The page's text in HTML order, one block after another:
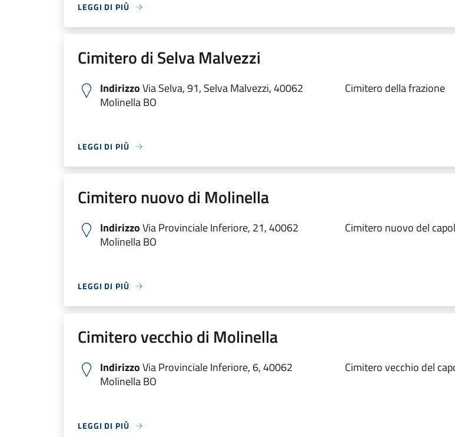
LEGGI DI PIÙ
Cimitero di Selva Malvezzi
IndirizzoVia Selva, 91, Selva Malvezzi, 40062
Molinella BO
Cimitero della frazione
LEGGI DI PIÙ
Cimitero nuovo di Molinella
IndirizzoVia Provinciale Inferiore, 21, 40062
Molinella BO
Cimitero nuovo del
LEGGI DI PIÙ
Cimitero vecchio di Molinella
IndirizzoVia Provinciale Inferiore, 6, 40062
Molinella BO
Cimitero vecchio del
LEGGI DI PIÙ